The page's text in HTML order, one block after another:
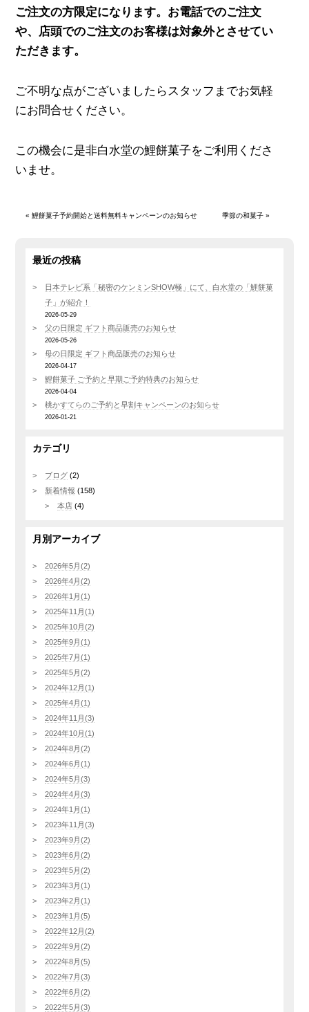
ご注文の方限定になります。お電話でのご注文
や、店頭でのご注文のお客様は対象外とさせてい
ただきます。
ご不明な点がございましたらスタッフまでお気軽
にお問合せください。
この機会に是非白水堂の鯉餅菓子をご利用くださ
いませ。
«鯉餅菓子予約開始と送料無料キャンペーンのお知らせ 季節の和菓子»
最近の投稿
日本テレビ系「秘密のケンミンSHOW極」にて、白水堂の「鯉餅菓
子」が紹介！
2026-05-29
父の日限定 ギフト商品販売のお知らせ
2026-05-26
母の日限定 ギフト商品販売のお知らせ
2026-04-17
鯉餅菓子 ご予約と早期ご予約特典のお知らせ
2026-04-04
桃かすてらのご予約と早割キャンペーンのお知らせ
2026-01-21
カテゴリ
ブログ (2)
新着情報 (158)
本店 (4)
月別アーカイブ
2026年5月(2)
2026年4月(2)
2026年1月(1)
2025年11月(1)
2025年10月(2)
2025年9月(1)
2025年7月(1)
2025年5月(2)
2024年12月(1)
2025年4月(1)
2024年11月(3)
2024年10月(1)
2024年8月(2)
2024年6月(1)
2024年5月(3)
2024年4月(3)
2024年1月(1)
2023年11月(3)
2023年9月(2)
2023年6月(2)
2023年5月(2)
2023年3月(1)
2023年2月(1)
2023年1月(5)
2022年12月(2)
2022年9月(2)
2022年8月(5)
2022年7月(3)
2022年6月(2)
2022年5月(3)